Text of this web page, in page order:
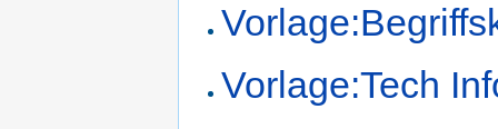
Vorlage:Tech